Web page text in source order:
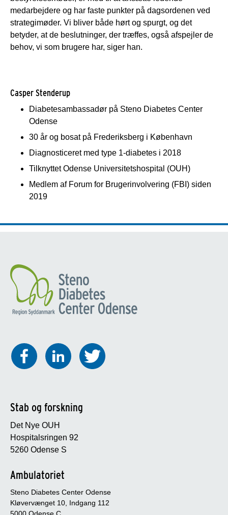
medarbejdere og har faste punkter på dagsordenen ved
strategimøder. Vi bliver både hørt og spurgt, og det
betyder, at de beslutninger, der træffes, også afspejler de
behov, vi som brugere har, siger han.
Casper Stenderup
Diabetesambassadør på Steno Diabetes Center
Odense
30 år og bosat på Frederiksberg i København
Diagnosticeret med type 1-diabetes i 2018
Tilknyttet Odense Universitetshospital (OUH)
Medlem af Forum for Brugerinvolvering (FBI) siden
2019
Stab og forskning
Det Nye OUH
Hospitalsringen 92
5260 Odense S
Ambulatoriet
Steno Diabetes Center Odense
Kløvervænget 10, Indgang 112
5000 Odense C